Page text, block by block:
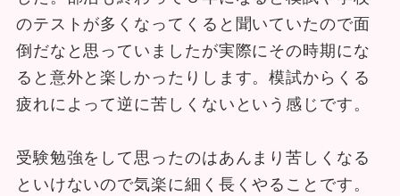
のテストが多くなってくると聞いていたので面
倒だなと思っていましたが実際にその時期にな
ると意外と楽しかったりします。模試からくる
疲れによって逆に苦しくないという感じです。
受験勉強をして思ったのはあんまり苦しくなる
といけないので気楽に細く長くやることです。